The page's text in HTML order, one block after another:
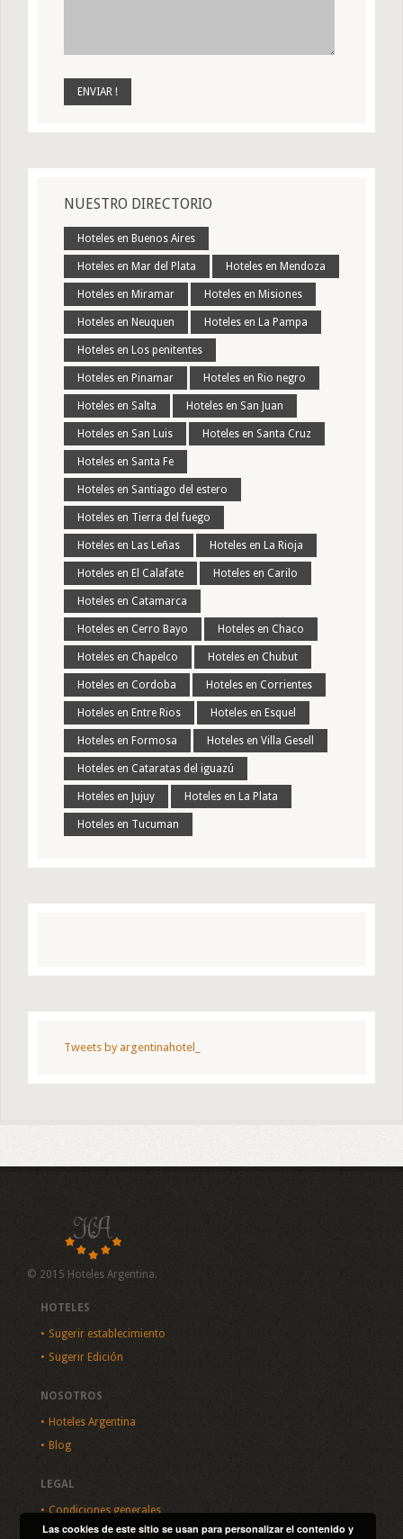
NUESTRO DIRECTORIO
Hoteles en Buenos Aires
Hoteles en Mar del Plata Hoteles en Mendoza
Hoteles en Miramar Hoteles en Misiones
Hoteles en Neuquen Hoteles en La Pampa
Hoteles en Los penitentes
Hoteles en Pinamar Hoteles en Rio negro
Hoteles en Salta Hoteles en San Juan
Hoteles en San Luis Hoteles en Santa Cruz
Hoteles en Santa Fe
Hoteles en Santiago del estero
Hoteles en Tierra del fuego
Hoteles en Las Leñas Hoteles en La Rioja
Hoteles en El Calafate Hoteles en Carilo
Hoteles en Catamarca
Hoteles en Cerro Bayo Hoteles en Chaco
Hoteles en Chapelco Hoteles en Chubut
Hoteles en Cordoba Hoteles en Corrientes
Hoteles en Entre Rios Hoteles en Esquel
Hoteles en Formosa Hoteles en Villa Gesell
Hoteles en Cataratas del iguazú
Hoteles en Jujuy Hoteles en La Plata
Hoteles en Tucuman
Tweets by argentinahotel_
© 2015 Hoteles Argentina.
HOTELES
Sugerir establecimiento
Sugerir Edición
NOSOTROS
Hoteles Argentina
Blog
LEGAL
Condiciones generales
Política de privacidad
Las cookies de este sitio se usan para personalizar el contenido y